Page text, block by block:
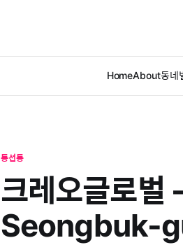
HomeAbout동네
동선동
크레오글로
Seongbuk-